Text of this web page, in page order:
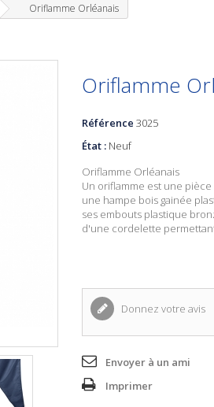
Oriflamme Orléanais
Oriflamme
Référence 3025
État : Neuf
Oriflamme Orléanais
Un oriflamme est une
une hampe bois gainée
ses embouts plastique
d'une cordelette
Donnez votre avis
Envoyer à un ami
Imprimer